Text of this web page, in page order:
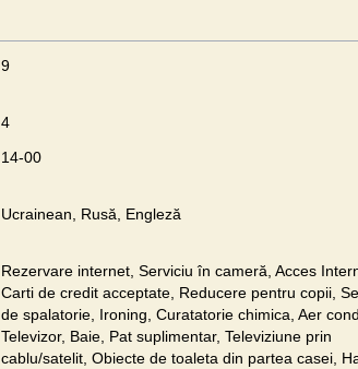
9
4
14-00
Ucrainean, Rusă, Engleză
Rezervare internet, Serviciu în cameră, Acces
Carti de credit acceptate, Reducere pentru copii,
de spalatorie, Ironing, Curatatorie chimica, Aer
Televizor, Baie, Pat suplimentar, Televiziune prin
cablu/satelit, Obiecte de toaleta din partea casei,